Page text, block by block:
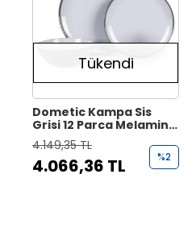
Tükendi
Dometic Kampa Sis
Grisi 12 Parça Melamin
Yemek Takımı
4.149,35 TL
4.066,36 TL %2